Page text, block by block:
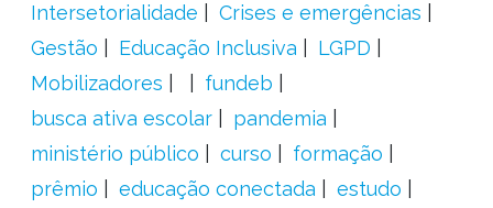
Intersetorialidade
Crises e emergências
Gestão
Educação Inclusiva
LGPD
Mobilizadores
fundeb
busca ativa escolar
pandemia
ministério público
curso
formação
prêmio
educação conectada
estudo